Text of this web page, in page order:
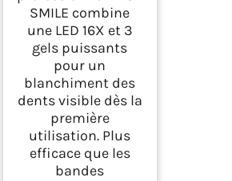
(Kit de blanchiment)
SMILE combine
une LED 16X et 3
gels puissants
pour un
blanchiment des
dents visible dès la
première
utilisation. Plus
efficace que les
bandes